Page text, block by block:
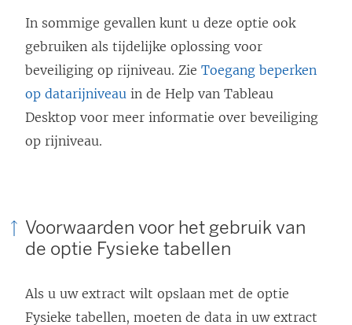
In sommige gevallen kunt u deze optie ook
gebruiken als tijdelijke oplossing voor
beveiliging op rijniveau. Zie Toegang beperken
op datarijniveau in de Help van Tableau
Desktop voor meer informatie over beveiliging
op rijniveau.
Voorwaarden voor het gebruik van
de optie Fysieke tabellen
Als u uw extract wilt opslaan met de optie
Fysieke tabellen, moeten de data in uw extract